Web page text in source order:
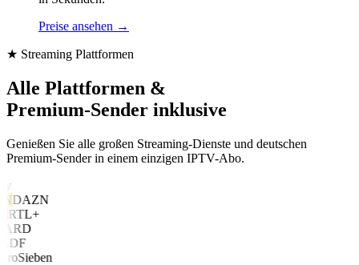
Preise ansehen →
★ Streaming Plattformen
Alle Plattformen &
Premium-Sender inklusive
Genießen Sie alle großen Streaming-Dienste und deutschen
Premium-Sender in einem einzigen IPTV-Abo.
DAZN
RTL+